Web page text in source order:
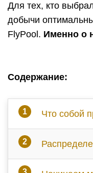
Для тех, кто
добычи
FlyPool. Именно о
Содержание:
Что собой